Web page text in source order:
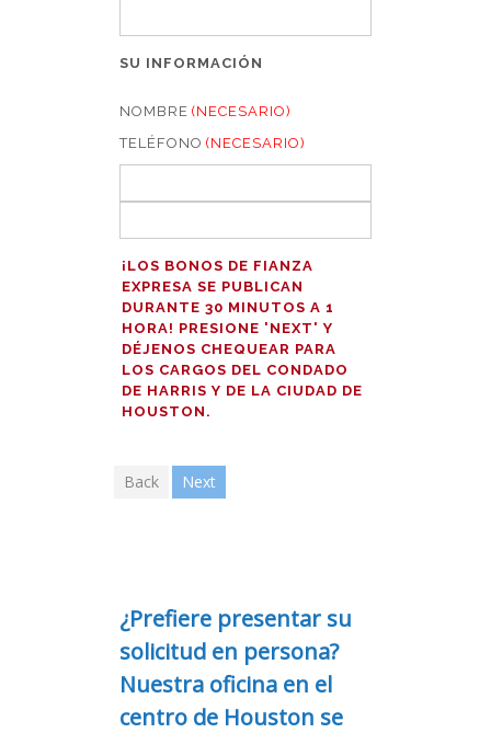
SU INFORMACIÓN
NOMBRE (NECESARIO)
TELÉFONO (NECESARIO)
¡LOS BONOS DE FIANZA
EXPRESA SE PUBLICAN
DURANTE 30 MINUTOS A 1
HORA! PRESIONE 'NEXT' Y
DÉJENOS CHEQUEAR PARA
LOS CARGOS DEL CONDADO
DE HARRIS Y DE LA CIUDAD DE
HOUSTON.
¿Prefiere presentar su
solicitud en persona?
Nuestra oficina en el
centro de Houston se